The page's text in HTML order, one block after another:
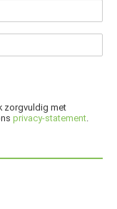
zorgvuldig met
privacy-statement.